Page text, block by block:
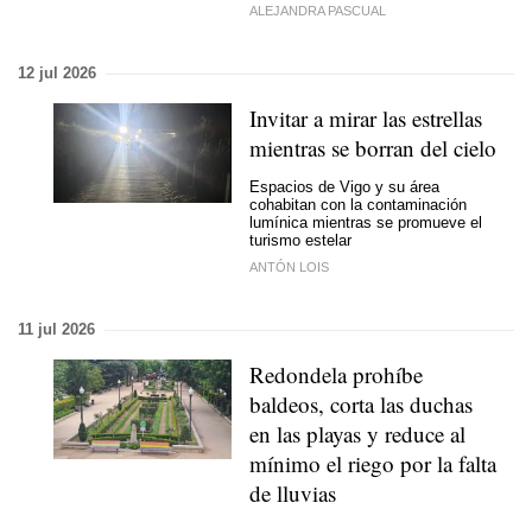
ALEJANDRA PASCUAL
12 jul 2026
Invitar a mirar las estrellas
mientras se borran del cielo
Espacios de Vigo y su área
cohabitan con la contaminación
lumínica mientras se promueve el
turismo estelar
ANTÓN LOIS
11 jul 2026
Redondela prohíbe
baldeos, corta las duchas
en las playas y reduce al
mínimo el riego por la falta
de lluvias